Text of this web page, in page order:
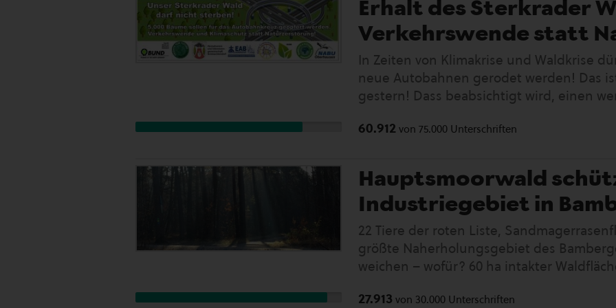
Erhalt des Sterkrader
Verkehrswende statt
In Zeiten von Klimakrise und Waldkrise
neue Autobahnen gerodet werden! Das
gestern! Dass beabsichtigt wird, einen
der bundesdeutschen Verkehrspolitik
geplant und gebaut, ohne dabei die
Klimas ausreichend zu berücksichtigen.
endlich umdenken und ihre gesamte
und Umweltschutz ausrichten. Für diese
jetzt Gelegenheit: Mit der anstehenden
Nutzen Sie die Möglichkeit und setzen
Richtung Mobilitätswende! Verzichten
des Autobahnkreuzes Oberhausen. Es ist
60.912 von75.000 Unterschriften
Hauptsmoorwald
Industriegebiet in
22 Tiere der roten Liste,
größte Naherholungsgebiet des
weichen – wofür? 60 ha intakter
auszuweisen. Als Bewohnerinnen von
27.913 von 30.000 Unterschriften